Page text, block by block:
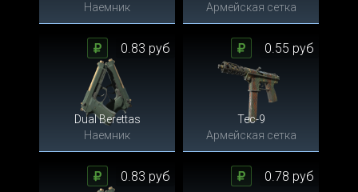
Наемник
Армейская сетка
Dual Berettas
Наемник
0.83 руб
Tec-9
Армейская сетка
0.55 руб
0.83 руб 0.78 руб